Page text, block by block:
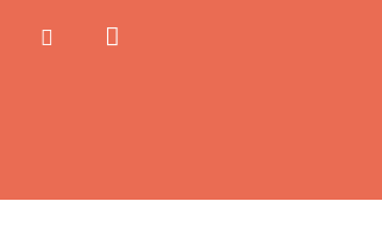
Hledat Přihlášení